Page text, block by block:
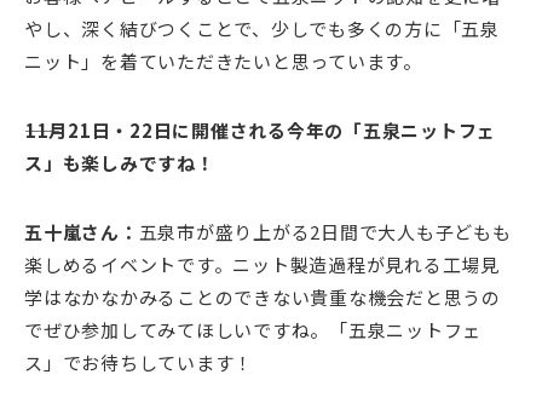
やし、深く結びつくことで、少しでも多くの方に「五泉
ニット」を着ていただきたいと思っています。
――11月21日・22日に開催される今年の「五泉ニットフェ
ス」も楽しみですね！
五十嵐さん： 五泉市が盛り上がる2日間で大人も子どもも
楽しめるイベントです。ニット製造過程が見れる工場見
学はなかなかみることのできない貴重な機会だと思うの
でぜひ参加してみてほしいですね。「五泉ニットフェ
ス」でお待ちしています！